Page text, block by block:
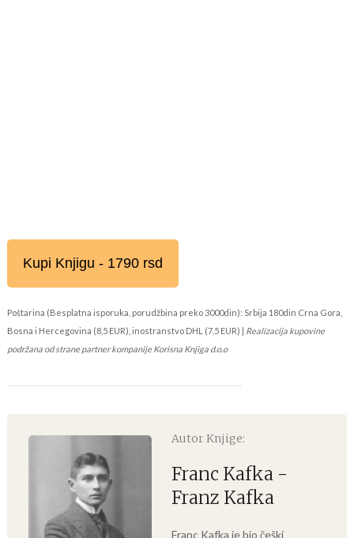
Kupi Knjigu - 1790 rsd
Poštarina (Besplatna isporuka, porudžbina preko 3000din): Srbija 180din Crna Gora,
Bosna i Hercegovina (8,5 EUR), inostranstvo DHL (7,5 EUR) | Realizacija kupovine
podržana od strane partner kompanije Korisna Knjiga d.o.o
Autor Knjige:
Franc Kafka -
Franz Kafka
Franc Kafka je bio češki